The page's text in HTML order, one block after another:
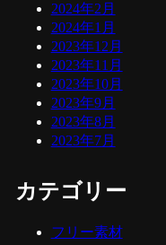
2024年2月
2024年1月
2023年12月
2023年11月
2023年10月
2023年9月
2023年8月
2023年7月
カテゴリー
フリー素材